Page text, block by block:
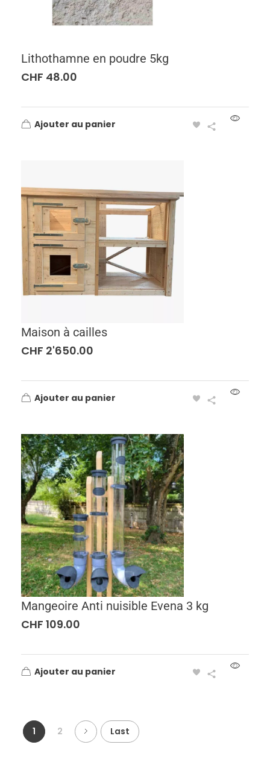
Lithothamne en poudre 5kg
CHF 48.00
Ajouter au panier
Maison à cailles
CHF 2'650.00
Ajouter au panier
Mangeoire Anti nuisible Evena 3 kg
CHF 109.00
Ajouter au panier
1 2 Last